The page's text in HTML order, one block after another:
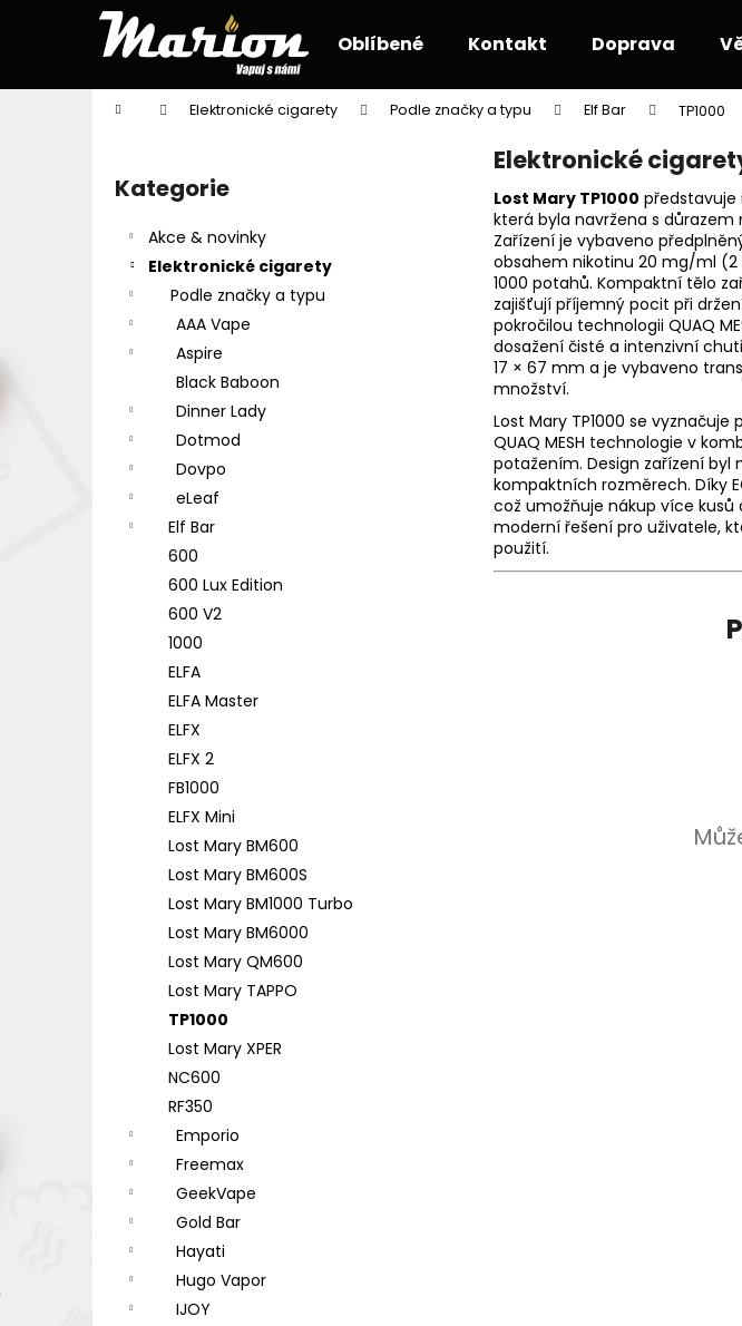
Oblíbené Kontakt Doprava
Domů Elektronické cigarety Podle značky a typu Elf Bar TP1000
Přeskočit
kategorie
Kategorie
Akce & novinky
Elektronické cigarety
Podle značky a typu
AAA Vape
Aspire
Black Baboon
Dinner Lady
Dotmod
Dovpo
eLeaf
Elf Bar
600
600 Lux Edition
600 V2
1000
ELFA
ELFA Master
ELFX
ELFX 2
FB1000
ELFX Mini
Lost Mary BM600
Lost Mary BM600S
Lost Mary BM1000 Turbo
Lost Mary BM6000
Lost Mary QM600
Lost Mary TAPPO
TP1000
Lost Mary XPER
NC600
RF350
Emporio
Freemax
GeekVape
Gold Bar
Hayati
Hugo Vapor
IJOY
Elektronické
Lost Mary TP1000 představuje
která byla navržena s
Zařízení je vybaveno
obsahem nikotinu 20 mg/ml (2
1000 potahů. Kompaktní tělo
zajišťují příjemný pocit při
pokročilou technologii QUAQ
dosažení čisté a intenzivní
17 × 67 mm a je vybaveno
množství.
Lost Mary TP1000 se
QUAQ MESH technologie v
potažením. Design zařízení byl
kompaktních rozměrech. Díky
což umožňuje nákup více kusů
moderní řešení pro uživatele,
použití.
í
Zpět
do
Zpět
do
Co potřebujete
Doporučujeme
DEKANG DESERT SHIP 10ML 18MG
155 Kč
Původně:
DEKANG DESERT SHIP 10ML
149 Kč
Původně: